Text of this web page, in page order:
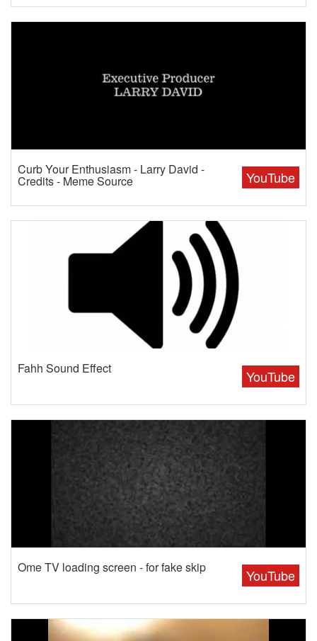
YouTube
Curb Your Enthusiasm - Larry David -
Credits - Meme Source
YouTube
Fahh Sound Effect
YouTube
Ome TV loading screen - for fake skip